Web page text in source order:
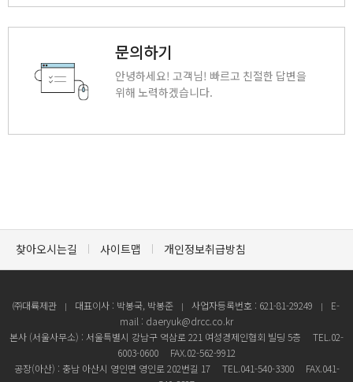
문의하기
안녕하세요! 고객님! 빠르고 친절한 답변을
위해 노력하겠습니다.
찾아오시는길 사이트맵 개인정보취급방침
㈜대륙제관 대표이사 : 박봉국, 박봉준 사업자등록번호 : 621-81-29249
E-
mail : daeryuk@drcc.co.kr
본사 (서울사무소) : 서울특별시 강남구 역삼로 221 여성경제인협회 빌딩 5층
TEL.02-
6003-0600
FAX.02-562-9912
공장(아산) : 충남 아산시 영인면 영인로 202번길 17
TEL.041-540-3300
FAX.041-